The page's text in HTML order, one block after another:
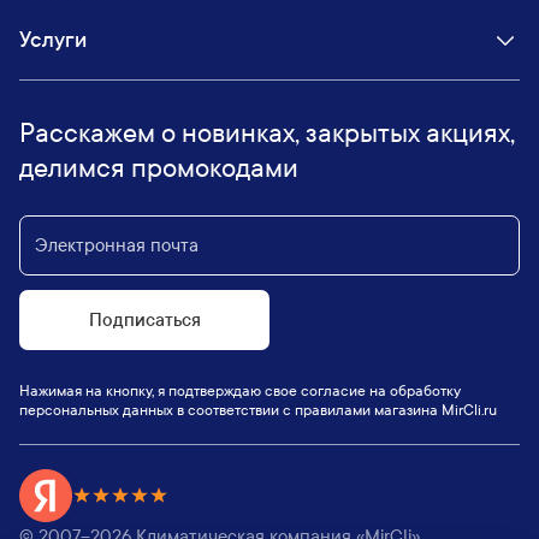
Услуги
Расскажем о новинках, закрытых акциях,
делимся промокодами
Подписаться
Нажимая на кнопку, я подтверждаю свое согласие на обработку
персональных данных в соответствии с правилами магазина MirCli.ru